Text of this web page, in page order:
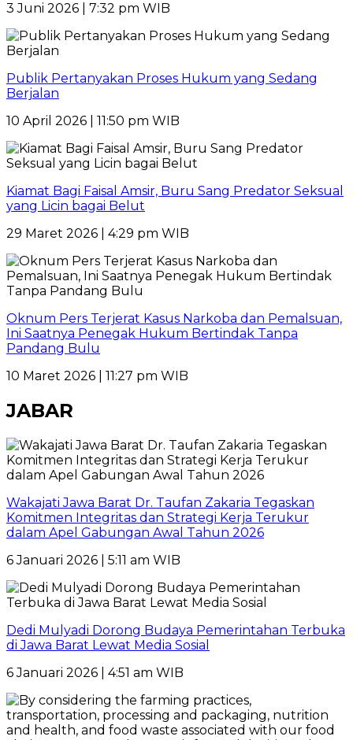
3 Juni 2026 | 7:32 pm WIB
Publik Pertanyakan Proses Hukum yang Sedang
Berjalan
10 April 2026 | 11:50 pm WIB
Kiamat Bagi Faisal Amsir, Buru Sang Predator Seksual
yang Licin bagai Belut
29 Maret 2026 | 4:29 pm WIB
Oknum Pers Terjerat Kasus Narkoba dan Pemalsuan,
Ini Saatnya Penegak Hukum Bertindak Tanpa
Pandang Bulu
10 Maret 2026 | 11:27 pm WIB
JABAR
Wakajati Jawa Barat Dr. Taufan Zakaria Tegaskan
Komitmen Integritas dan Strategi Kerja Terukur
dalam Apel Gabungan Awal Tahun 2026
6 Januari 2026 | 5:11 am WIB
Dedi Mulyadi Dorong Budaya Pemerintahan Terbuka
di Jawa Barat Lewat Media Sosial
6 Januari 2026 | 4:51 am WIB